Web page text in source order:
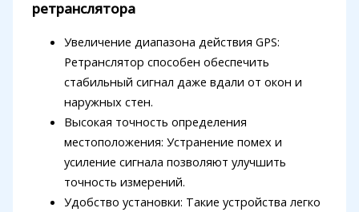
ретранслятора
Увеличение диапазона действия GPS:
Ретранслятор способен обеспечить
стабильный сигнал даже вдали от окон и
наружных стен.
Высокая точность определения
местоположения: Устранение помех и
усиление сигнала позволяют улучшить
точность измерений.
Удобство установки: Такие устройства легко